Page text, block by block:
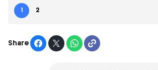
1 2
Share